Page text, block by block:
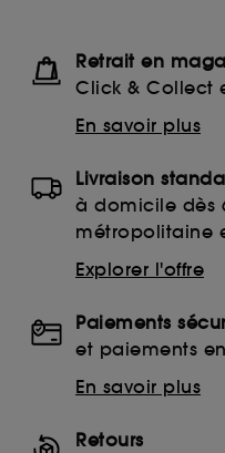
Retrait en
Click & Collect
En savoir plus
Livraison
à domicile dès
métropolitaine
Explorer l'offre
Paiements
et paiements
En savoir plus
Retours